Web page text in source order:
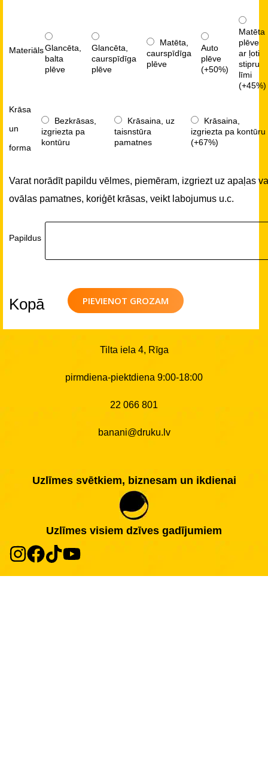
MateriālsGlancēta,
balta
plēve
Glancēta,
caurspīdīga
plēve
Matēta,
caurspīdīga
plēve
Auto
plēve
(+50%)
Matēta
plēve
ar ļoti
stipru
līmi
(+45%)
Krāsa
un
forma
Bezkrāsas,
izgriezta pa
kontūru
Krāsaina, uz
taisnstūra
pamatnes
Krāsaina,
izgriezta pa kontūru
(+67%)
Varat norādīt papildu vēlmes, piemēram, izgriezt uz apaļas
ovālas pamatnes, koriģēt krāsas, veikt labojumus u.c.
Papildus
PIEVIENOT GROZAM
Kopā
Tilta iela 4, Rīga
pirmdiena-piektdiena 9:00-18:00
22 066 801
banani@druku.lv
Uzlīmes svētkiem, biznesam un ikdienai
Uzlīmes visiem dzīves gadījumiem